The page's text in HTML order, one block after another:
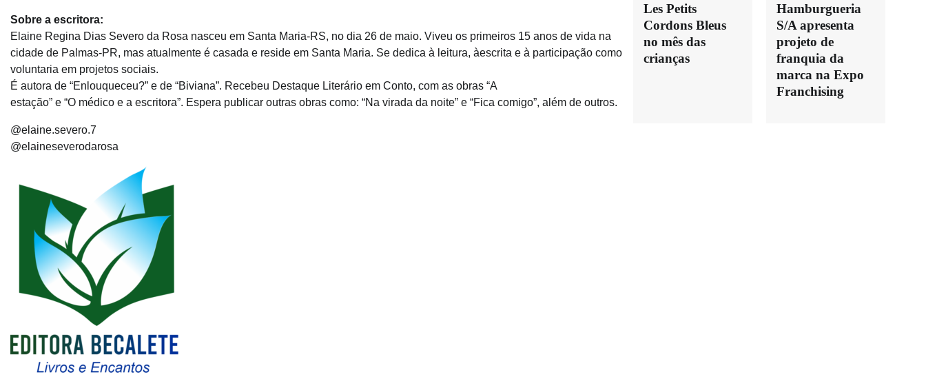
Sobre a escritora:
Elaine Regina Dias Severo da Rosa nasceu em Santa Maria-RS, no dia 26 de maio. Viveu os primeiros 15 anos de vida na
cidade de Palmas-PR, mas atualmente é casada e reside em Santa Maria. Se dedica à leitura, àescrita e à participação como
voluntaria em projetos sociais.
É autora de “Enlouqueceu?” e de “Biviana”. Recebeu Destaque Literário em Conto, com as obras “A
estação” e “O médico e a escritora”. Espera publicar outras obras como: “Na virada da noite” e “Fica comigo”, além de outros.
@elaine.severo.7
@elaineseverodarosa
Les Petits
Cordons Bleus
no mês das
crianças
Hamburgueria
S/A apresenta
projeto de
franquia da
marca na Expo
Franchising